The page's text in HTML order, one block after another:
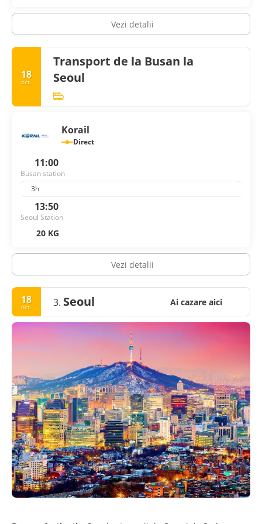
Vezi detalii
18
oct.
Transport de la Busan la
Seoul
Korail
Direct
11:00
Busan station
3h
13:50
Seoul Station
20 KG
Vezi detalii
18
oct. 3. Seoul Ai cazare aici